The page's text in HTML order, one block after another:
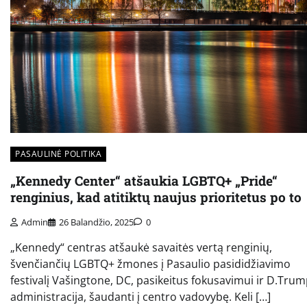
PASAULINĖ POLITIKA
„Kennedy Center“ atšaukia LGBTQ+ „Pride“
renginius, kad atitiktų naujus prioritetus po to
Admin 26 Balandžio, 2025 0
„Kennedy“ centras atšaukė savaitės vertą renginių,
švenčiančių LGBTQ+ žmones į Pasaulio pasididžiavimo
festivalį Vašingtone, DC, pasikeitus fokusavimui ir
administracija, šaudanti į centro vadovybę. Keli […]